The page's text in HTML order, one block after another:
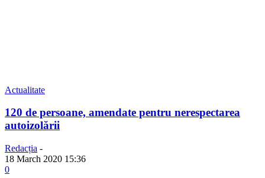
Actualitate
120 de persoane, amendate pentru nerespectarea
autoizolării
Redacția -
18 March 2020 15:36
0